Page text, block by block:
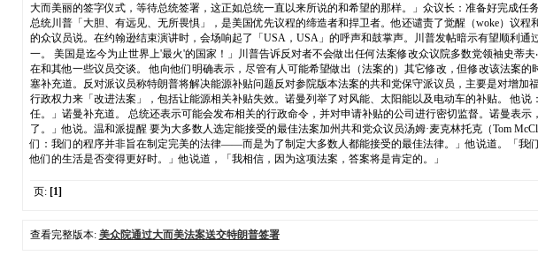
大而美丽的签字仪式，等待总统签署，这正如总统一直以来所说的和希望的那样。」众议长：准备好完成
总统川普「大胆、有远见、无所畏惧」，是美国优先议程的缔造者和捍卫者。他还谴责了觉醒（woke）议
的众议员说。在约翰逊结束演讲时，会场响起了「USA，USA」的呼声和鼓掌声。川普发帖暗示有望顺利
一。 美国是迄今为止世界上'最火'的国家！」川普告诉反对者不会做出任何法案修改众议院多数党领袖史蒂
在和其他一些议员交谈。 他向他们明确表示，尽管有人可能希望做出（法案的）其它修改，但修改该法案
塞补充道。反对派议员称特朗普将解决能源补贴问题反对参院版本法案的共和党保守派议员，主要是对增
行政权力来「改进法案」，包括让能源相关补贴失效。诺曼列举了对风能、太阳能以及电动车的补贴。 他
任。」诺曼补充道。 总统还表示可能会发布相关的行政命令，并对申请补贴的公司进行密切监督。诺曼表
了。」他说。温和派提醒 要为大多数人选定能接受的最佳法案加州共和党众议员汤姆·麦克林托克（Tom
们：我们的程序并非旨在制定完美的法律——而是为了制定大多数人都能接受的最佳法律。」他说道。「我
他们的生活是否变得更好时。」他说道，「我相信，因为这项法案，答案将是肯定的。」
页: [1]
查看完整版本: 美众院通过大而美法案送交特朗普签署